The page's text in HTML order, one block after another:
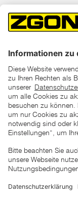
unter
Copyright
AGB